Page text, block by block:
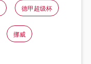
德甲超级杯
挪威